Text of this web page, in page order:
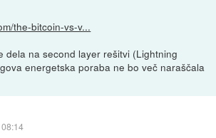
the-bitcoin-vs-v...
dela na second layer rešitvi (Lightning
energetska poraba ne bo več naraščala